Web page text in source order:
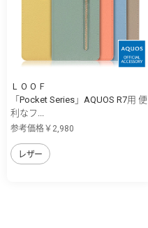
ＬＯＯＦ
「Pocket Series」AQUOS R7用 便
利なフ...
参考価格￥2,980
レザー